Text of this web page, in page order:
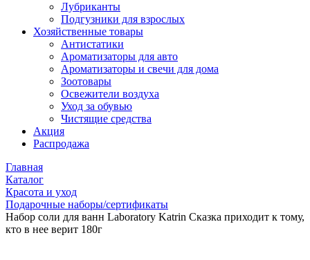
Лубриканты
Подгузники для взрослых
Хозяйственные товары
Антистатики
Ароматизаторы для авто
Ароматизаторы и свечи для дома
Зоотовары
Освежители воздуха
Уход за обувью
Чистящие средства
Акция
Распродажа
Главная
Каталог
Красота и уход
Подарочные наборы/сертификаты
Набор соли для ванн Laboratory Katrin Сказка приходит к тому,
кто в нее верит 180г